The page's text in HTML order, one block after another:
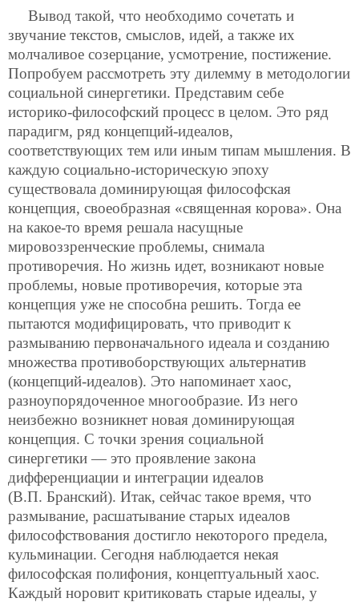
Вывод такой, что необходимо сочетать и
звучание текстов, смыслов, идей, а также их
молчаливое созерцание, усмотрение, постижение.
Попробуем рассмотреть эту дилемму в методологии
социальной синергетики. Представим себе
историко-философский процесс в целом. Это ряд
парадигм, ряд концепций-идеалов,
соответствующих тем или иным типам мышления. В
каждую социально-историческую эпоху
существовала доминирующая философская
концепция, своеобразная «священная корова». Она
на какое-то время решала насущные
мировоззренческие проблемы, снимала
противоречия. Но жизнь идет, возникают новые
проблемы, новые противоречия, которые эта
концепция уже не способна решить. Тогда ее
пытаются модифицировать, что приводит к
размыванию первоначального идеала и созданию
множества противоборствующих альтернатив
(концепций-идеалов). Это напоминает хаос,
разноупорядоченное многообразие. Из него
неизбежно возникнет новая доминирующая
концепция. С точки зрения социальной
синергетики — это проявление закона
дифференциации и интеграции идеалов
(В.П. Бранский). Итак, сейчас такое время, что
размывание, расшатывание старых идеалов
философствования достигло некоторого предела,
кульминации. Сегодня наблюдается некая
философская полифония, концептуальный хаос.
Каждый норовит критиковать старые идеалы, у